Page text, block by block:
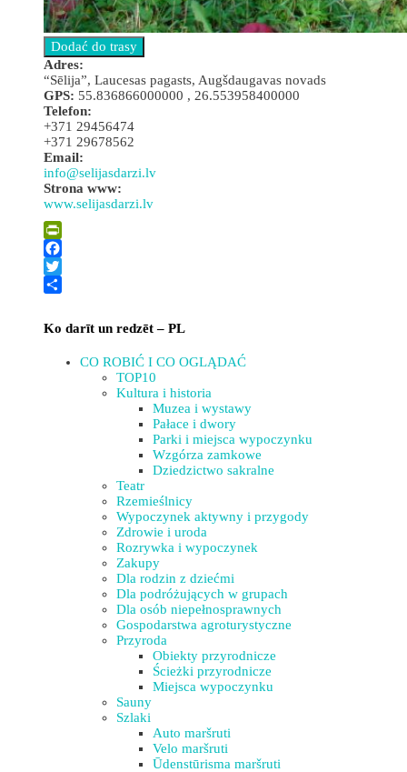
Adres:
“Sēlija”, Laucesas pagasts, Augšdaugavas novads
GPS: 55.836866000000 , 26.553958400000
Telefon:
+371 29456474
+371 29678562
Email:
info@selijasdarzi.lv
Strona www:
www.selijasdarzi.lv
PrintFriendly
Facebook
Twitter
Ko darīt un redzēt – PL
CO ROBIĆ I CO OGLĄDAĆ
TOP10
Kultura i historia
Muzea i wystawy
Pałace i dwory
Parki i miejsca wypoczynku
Wzgórza zamkowe
Dziedzictwo sakralne
Teatr
Rzemieślnicy
Wypoczynek aktywny i przygody
Zdrowie i uroda
Rozrywka i wypoczynek
Zakupy
Dla rodzin z dziećmi
Dla podróżujących w grupach
Dla osób niepełnosprawnych
Gospodarstwa agroturystyczne
Przyroda
Obiekty przyrodnicze
Ścieżki przyrodnicze
Miejsca wypoczynku
Sauny
Szlaki
Auto maršruti
Velo maršruti
Ūdenstūrisma maršruti